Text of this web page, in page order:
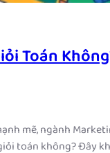
Toán
mẽ, ngành
toán không? Đây